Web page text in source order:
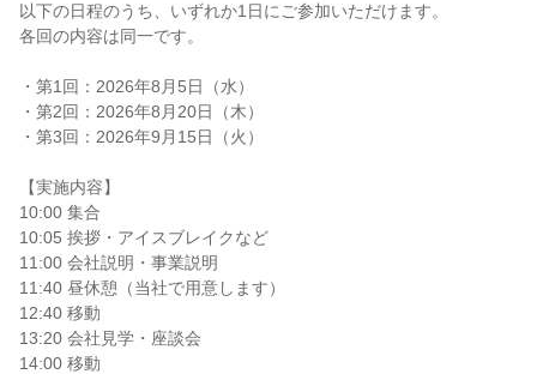
以下の日程のうち、いずれか1日にご参加いただけます。
各回の内容は同一です。
・第1回：2026年8月5日（水）
・第2回：2026年8月20日（木）
・第3回：2026年9月15日（火）
【実施内容】
10:00 集合
10:05 挨拶・アイスブレイクなど
11:00 会社説明・事業説明
11:40 昼休憩（当社で用意します）
12:40 移動
13:20 会社見学・座談会
14:00 移動